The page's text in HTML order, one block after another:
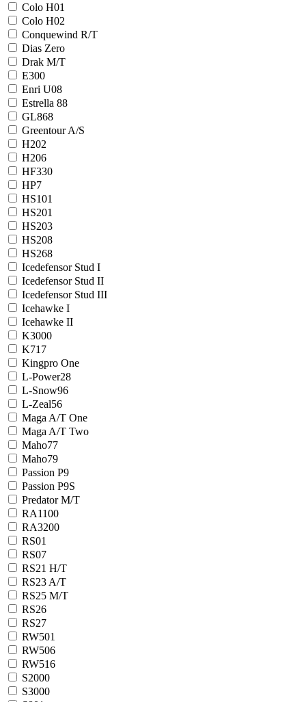
Colo H01
Colo H02
Conquewind R/T
Dias Zero
Drak M/T
E300
Enri U08
Estrella 88
GL868
Greentour A/S
H202
H206
HF330
HP7
HS101
HS201
HS203
HS208
HS268
Icedefensor Stud I
Icedefensor Stud II
Icedefensor Stud III
Icehawke I
Icehawke II
K3000
K717
Kingpro One
L-Power28
L-Snow96
L-Zeal56
Maga A/T One
Maga A/T Two
Maho77
Maho79
Passion P9
Passion P9S
Predator M/T
RA1100
RA3200
RS01
RS07
RS21 H/T
RS23 A/T
RS25 M/T
RS26
RS27
RW501
RW506
RW516
S2000
S3000